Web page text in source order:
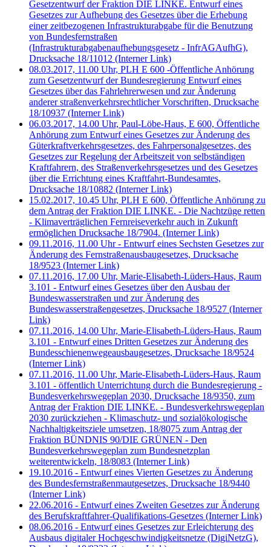
Gesetzentwurf der Fraktion DIE LINKE. Entwurf eines
Gesetzes zur Aufhebung des Gesetzes über die Erhebung
einer zeitbezogenen Infrastrukturabgabe für die Benutzung
von Bundesfernstraßen
(Infrastrukturabgabenaufhebungsgesetz - InfrAGAufhG),
Drucksache 18/11012 (Interner Link)
08.03.2017, 11.00 Uhr, PLH E 600 -Öffentliche Anhörung
zum Gesetzentwurf der Bundesregierung Entwurf eines
Gesetzes über das Fahrlehrerwesen und zur Änderung
anderer straßenverkehrsrechtlicher Vorschriften, Drucksache
18/10937 (Interner Link)
06.03.2017, 14.00 Uhr, Paul-Löbe-Haus, E 600, Öffentliche
Anhörung zum Entwurf eines Gesetzes zur Änderung des
Güterkraftverkehrsgesetzes, des Fahrpersonalgesetzes, des
Gesetzes zur Regelung der Arbeitszeit von selbständigen
Kraftfahrern, des Straßenverkehrsgesetzes und des Gesetzes
über die Errichtung eines Kraftfahrt-Bundesamtes,
Drucksache 18/10882 (Interner Link)
15.02.2017, 10.45 Uhr, PLH E 600, Öffentliche Anhörung zu
dem Antrag der Fraktion DIE LINKE. - Die Nachtzüge retten
- Klimaverträglichen Fernreiseverkehr auch in Zukunft
ermöglichen Drucksache 18/7904. (Interner Link)
09.11.2016, 11.00 Uhr - Entwurf eines Sechsten Gesetzes zur
Änderung des Fernstraßenausbaugesetzes, Drucksache
18/9523 (Interner Link)
07.11.2016, 17.00 Uhr, Marie-Elisabeth-Lüders-Haus, Raum
3.101 - Entwurf eines Gesetzes über den Ausbau der
Bundeswasserstraßen und zur Änderung des
Bundeswasserstraßengesetzes, Drucksache 18/9527 (Interner
Link)
07.11.2016, 14.00 Uhr, Marie-Elisabeth-Lüders-Haus, Raum
3.101 - Entwurf eines Dritten Gesetzes zur Änderung des
Bundesschienenwegeausbaugesetzes, Drucksache 18/9524
(Interner Link)
07.11.2016, 11.00 Uhr, Marie-Elisabeth-Lüders-Haus, Raum
3.101 - öffentlich Unterrichtung durch die Bundesregierung -
Bundesverkehrswegeplan 2030, Drucksache 18/9350, zum
Antrag der Fraktion DIE LINKE. - Bundesverkehrswegeplan
2030 zurückziehen - Klimaschutz- und sozialökologische
Nachhaltigkeitsziele umsetzen, 18/8075 zum Antrag der
Fraktion BÜNDNIS 90/DIE GRÜNEN - Den
Bundesverkehrswegeplan zum Bundesnetzplan
weiterentwickeln, 18/8083 (Interner Link)
19.10.2016 - Entwurf eines Vierten Gesetzes zu Änderung
des Bundesfernstraßenmautgesetzes, Drucksache 18/9440
(Interner Link)
22.06.2016 - Entwurf eines Zweiten Gesetzes zur Änderung
des Berufskraftfahrer-Qualifikations-Gesetzes (Interner Link)
08.06.2016 - Entwurf eines Gesetzes zur Erleichterung des
Ausbaus digitaler Hochgeschwindigkeitsnetze (DigiNetzG),